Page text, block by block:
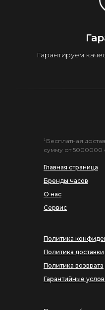
Гарантируем
Главная страница
Бренды часов
О нас
Сервис
¹Бесплатная
сумму от 5000000
Политика
Политика доставки
Политика возврата
Гарантийные